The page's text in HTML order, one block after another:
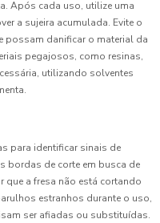
Após cada uso, utilize uma
a sujeira acumulada. Evite o
danificar o material da
pegajosos, como resinas,
utilizando solventes
para identificar sinais de
bordas de corte em busca de
que a fresa não está cortando
estranhos durante o uso,
ser afiadas ou substituídas.